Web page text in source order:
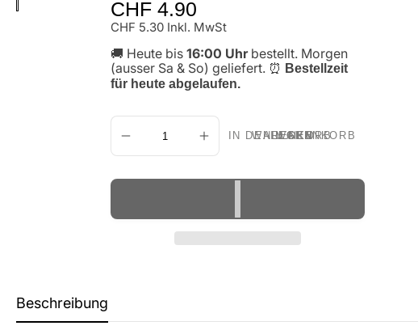
Normaler
Preis
CHF 4.90
CHF 5.30 Inkl. MwSt
🚚 Heute bis16:00 Uhrbestellt. Morgen
(ausser Sa & So) geliefert. ⏰ Bestellzeit
für heute abgelaufen.
IN DEN WARENKORB LEGEN
Beschreibung